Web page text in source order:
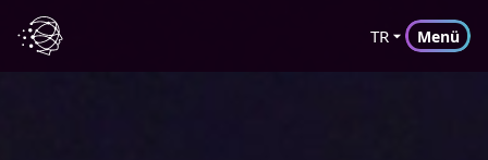
TR Menü